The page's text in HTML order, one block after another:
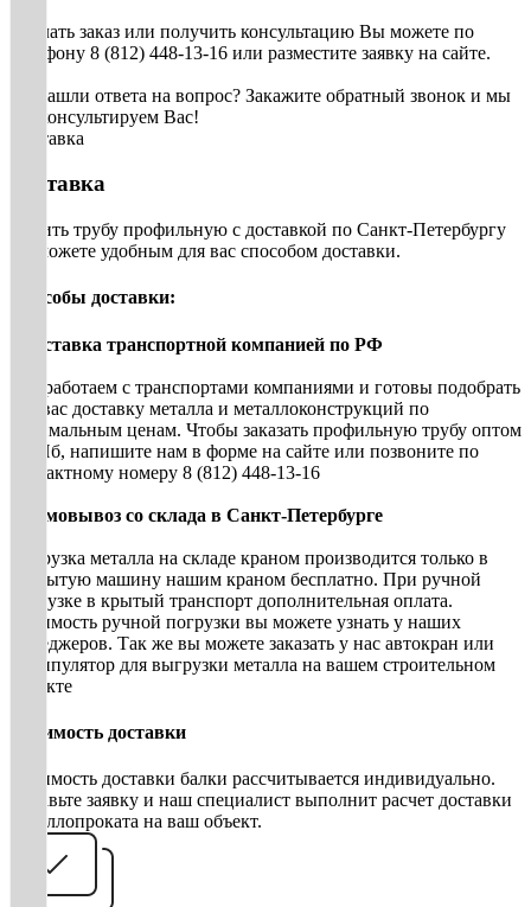
Сделать заказ или получить консультацию Вы можете по
телефону 8 (812) 448-13-16 или разместите заявку на сайте.
Не нашли ответа на вопрос? Закажите обратный звонок и мы
проконсультируем Вас!
Доставка
Доставка
Купить трубу профильную с доставкой по Санкт-Петербургу
вы можете удобным для вас способом доставки.
Способы доставки:
• Доставка транспортной компанией по РФ
Мы работаем с транспортами компаниями и готовы подобрать
для вас доставку металла и металлоконструкций по
оптимальным ценам. Чтобы заказать профильную трубу оптом
в СПб, напишите нам в форме на сайте или позвоните по
контактному номеру 8 (812) 448-13-16
• Самовывоз со склада в Санкт-Петербурге
Погрузка металла на складе краном производится только в
открытую машину нашим краном бесплатно. При ручной
погрузке в крытый транспорт дополнительная оплата.
Стоимость ручной погрузки вы можете узнать у наших
менеджеров. Так же вы можете заказать у нас автокран или
манипулятор для выгрузки металла на вашем строительном
объекте
Стоимость доставки
Стоимость доставки балки рассчитывается индивидуально.
Оставьте заявку и наш специалист выполнит расчет доставки
металлопроката на ваш объект.